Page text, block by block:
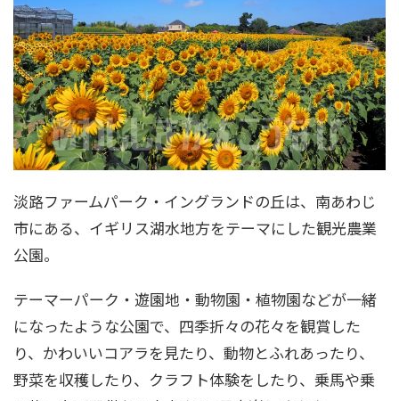
淡路ファームパーク・イングランドの丘は、南あわじ
市にある、イギリス湖水地方をテーマにした観光農業
公園。
テーマーパーク・遊園地・動物園・植物園などが一緒
になったような公園で、四季折々の花々を観賞した
り、かわいいコアラを見たり、動物とふれあったり、
野菜を収穫したり、クラフト体験をしたり、乗馬や乗